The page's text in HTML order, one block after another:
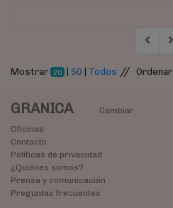
Mostrar 20 | 50 | Todos // Ordenar
GRANICA
Cambiar
Oficinas
Contacto
Políticas de privacidad
¿Quiénes somos?
Prensa y comunicación
Preguntas frecuentes